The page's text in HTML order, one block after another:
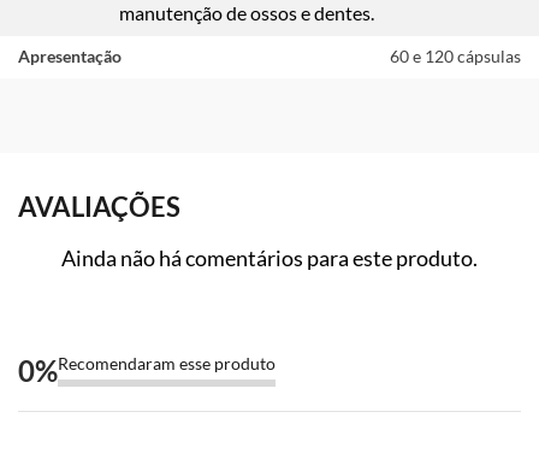
manutenção de ossos e dentes.
Apresentação 60 e 120 cápsulas
AVALIAÇÕES
Ainda não há comentários para este produto.
0%Recomendaram esse produto